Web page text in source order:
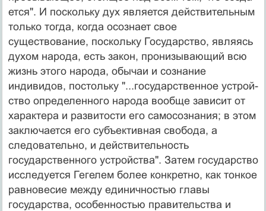
ется". И поскольку дух является действительным
толь­ко тогда, когда осознает свое
существование, посколь­ку Государство, являясь
духом народа, есть закон, про­низывающий всю
жизнь этого народа, обычаи и созна­ние
индивидов, постольку "...государственное устрой­
ство определенного народа вообще зависит от
характе­ра и развитости его самосознания; в этом
заключается его субъективная свобода, а
следовательно, и действи­тельность
государственного устройства". Затем госу­дарство
исследуется Гегелем более конкретно, как тон­кое
равновесие между единичностью главы
государст­ва, особенностью правительства и